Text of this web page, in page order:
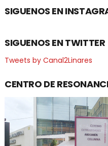
SIGUENOS EN
SIGUENOS EN TWITTER
Tweets by Canal2Linares
CENTRO DE